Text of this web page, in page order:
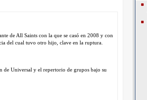
de All Saints con la que se casó en 2008 y con
del cual tuvo otro hijo, clave en la ruptura.
de Universal y el repertorio de grupos bajo su